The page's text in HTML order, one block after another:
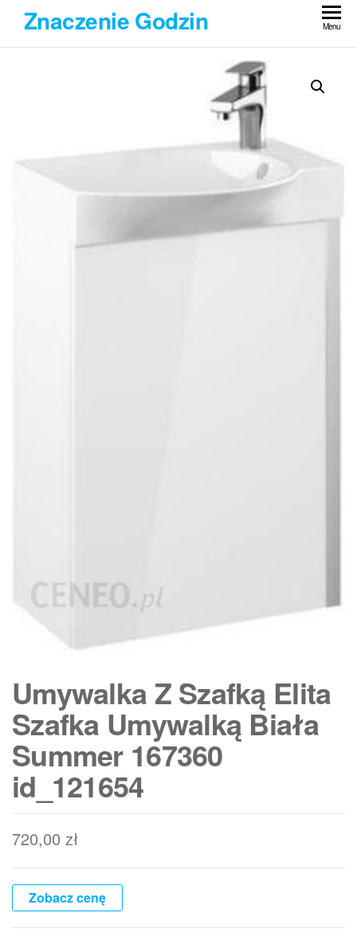
Przejdź
treści
Znaczenie Godzin Menu
Umywalka Z Szafką Elita
Szafka Umywalką Biała
Summer 167360
id_121654
720,00 zł
Zobacz cenę